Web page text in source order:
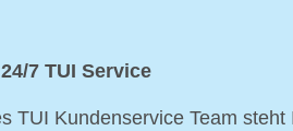
7 TUI Service
TUI Kundenservice Team